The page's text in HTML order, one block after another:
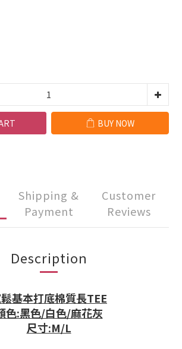
BUY NOW
Shipping &
Payment
Customer
Reviews
Description
基本打底棉質長TEE
色:黑色/白色/麻花灰
尺寸:M/L